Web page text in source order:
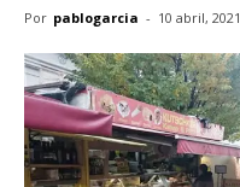
Por pablogarcia - 10 abril, 2021